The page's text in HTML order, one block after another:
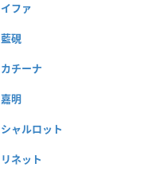
イファ
藍硯
カチーナ
嘉明
シャルロット
リネット